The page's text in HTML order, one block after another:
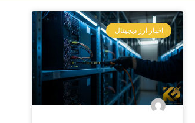
اخبار ارز دیجیتال